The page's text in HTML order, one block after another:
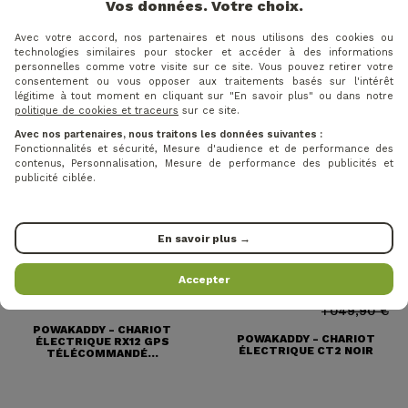
MOTOCADDY - CHARIOT
2 298,96 €
POWAKADDY - CHARIOT
ÉLECTRIQUE RX12 GPS
TÉLÉCOMMANDÉ...
918,96 €
1 049,90 €
POWAKADDY - CHARIOT
ÉLECTRIQUE CT2 NOIR
Vos données. Votre choix.
Avec votre accord, nos partenaires et nous utilisons des cookies ou
technologies similaires pour stocker et accéder à des informations
personnelles comme votre visite sur ce site. Vous pouvez retirer votre
consentement ou vous opposer aux traitements basés sur l'intérêt
légitime à tout moment en cliquant sur "En savoir plus" ou dans notre
politique de cookies et traceurs sur ce site.
Avec nos partenaires, nous traitons les données suivantes :
Fonctionnalités et sécurité, Mesure d'audience et de performance des
contenus, Personnalisation, Mesure de performance des publicités et
publicité ciblée.
En savoir plus →
Accepter